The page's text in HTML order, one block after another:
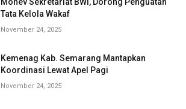
Tata Kelola Wakaf
November 24, 2025
Kemenag Kab. Semarang Mantapkan
Koordinasi Lewat Apel Pagi
November 24, 2025